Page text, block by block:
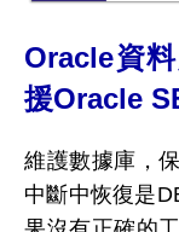
Oracle資
援Oracle
維護數據庫，
中斷中恢復是